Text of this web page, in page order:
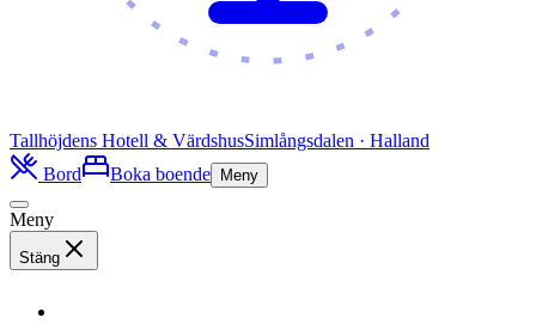
Tallhöjdens Hotell & VärdshusSimlångsdalen · Halland
Bord
Boka boende Meny
Meny
Stäng